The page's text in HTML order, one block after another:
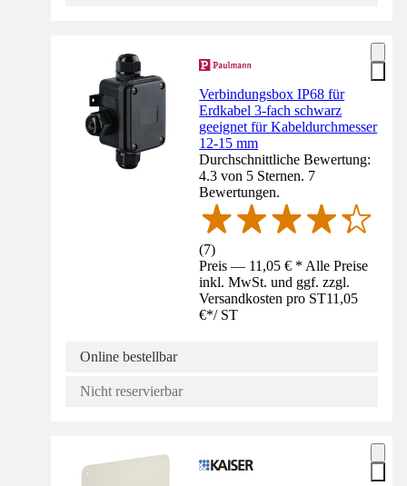
Verbindungsbox IP68 für
Erdkabel 3-fach schwarz
geeignet für Kabeldurchmesser
12-15 mm
Durchschnittliche Bewertung:
4.3 von 5 Sternen. 7
Bewertungen.
(7)
Preis — 11,05 € * Alle Preise
inkl. MwSt. und ggf. zzgl.
Versandkosten pro ST11,05
€*/ ST
Online bestellbar
Nicht reservierbar